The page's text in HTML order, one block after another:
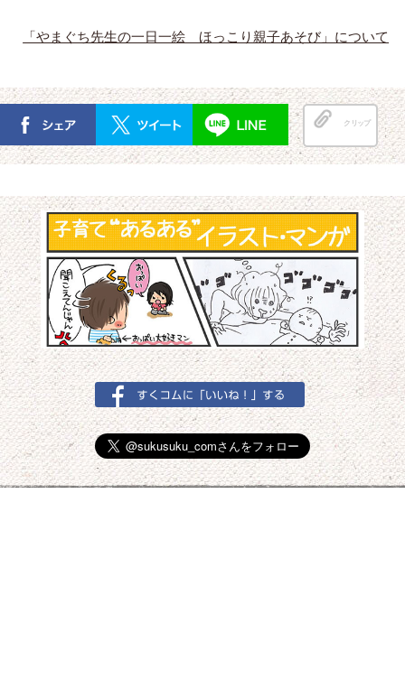
「やまぐち先生の一日一絵 ほっこり親子あそび」について
クリップ